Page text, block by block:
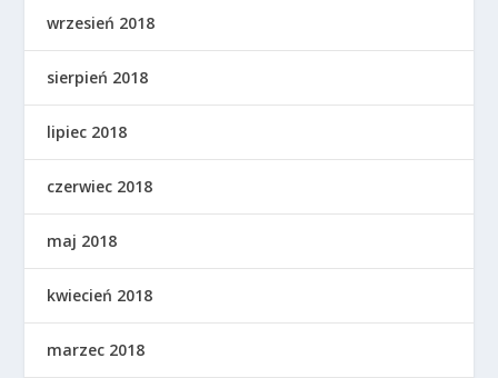
wrzesień 2018
sierpień 2018
lipiec 2018
czerwiec 2018
maj 2018
kwiecień 2018
marzec 2018